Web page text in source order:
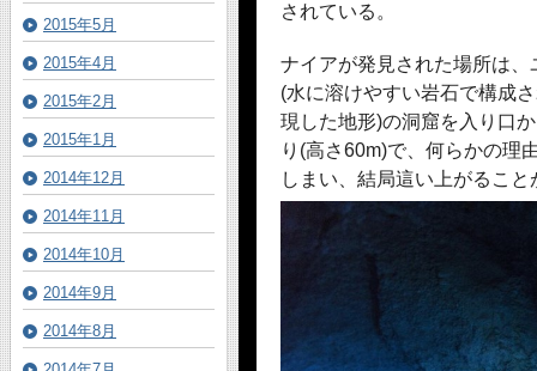
されている。
ナイアが発見された場所は
(水に溶けやすい岩石で構成
現した地形)の洞窟を入り口
り(高さ60m)で、何らかの理
しまい、結局這い上がるこ
2015年5月
2015年4月
2015年2月
2015年1月
2014年12月
2014年11月
2014年10月
2014年9月
2014年8月